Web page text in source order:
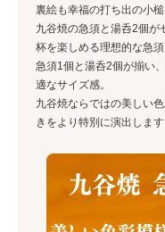
裏絵も幸福の打ち出の小
九谷焼の急須と湯呑2個が
杯を楽しめる理想的な急須
急須1個と湯呑2個が揃い
適なサイズ感。
九谷焼ならではの美しい
きをより特別に演出します